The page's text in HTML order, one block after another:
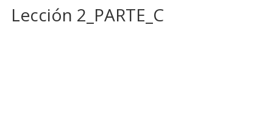
Lección 2_PARTE_C